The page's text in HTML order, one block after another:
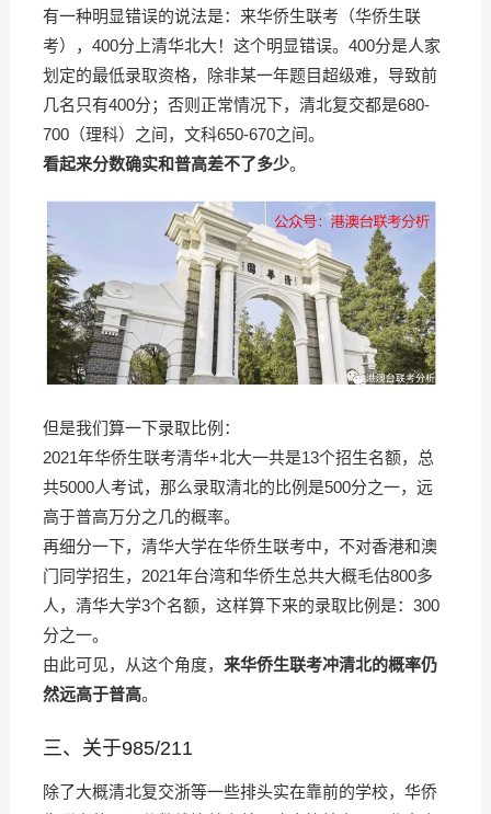
有一种明显错误的说法是：来华侨生联考（华侨生联
考），400分上清华北大！这个明显错误。400分是人家
划定的最低录取资格，除非某一年题目超级难，导致前
几名只有400分；否则正常情况下，清北复交都是680-
700（理科）之间，文科650-670之间。
看起来分数确实和普高差不了多少。
但是我们算一下录取比例：
2021年华侨生联考清华+北大一共是13个招生名额，总
共5000人考试，那么录取清北的比例是500分之一，远
高于普高万分之几的概率。
再细分一下，清华大学在华侨生联考中，不对香港和澳
门同学招生，2021年台湾和华侨生总共大概毛估800多
人，清华大学3个名额，这样算下来的录取比例是：300
分之一。
由此可见，从这个角度， 来华侨生联考冲清北的概率仍
然远高于普高。
三、关于985/211
除了大概清北复交浙等一些排头实在靠前的学校，华侨